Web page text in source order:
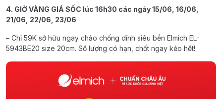
4. GIỜ VÀNG GIÁ SỐC lúc 16h30 các ngày 15/06, 16/06,
21/06, 22/06, 23/06
– Chỉ 59K sở hữu ngay chảo chống dính siêu bền Elmich EL-
5943BE20 size 20cm. Số lượng có hạn, chốt ngay kẻo hết!